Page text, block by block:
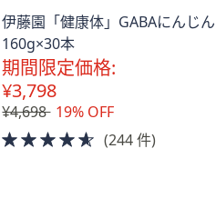
送
料
無
料
伊藤園「健康体」GABAにんじん
160g×30本
期間限定価格:
¥3,798
¥4,698 19% OFF
4.5
(244 件)